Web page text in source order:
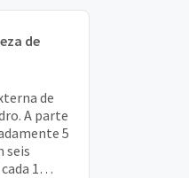
de
de
A parte
5
seis
1